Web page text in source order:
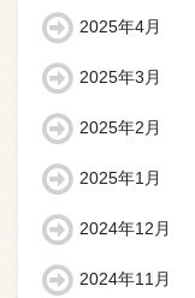
2025年4月
2025年3月
2025年2月
2025年1月
2024年12月
2024年11月